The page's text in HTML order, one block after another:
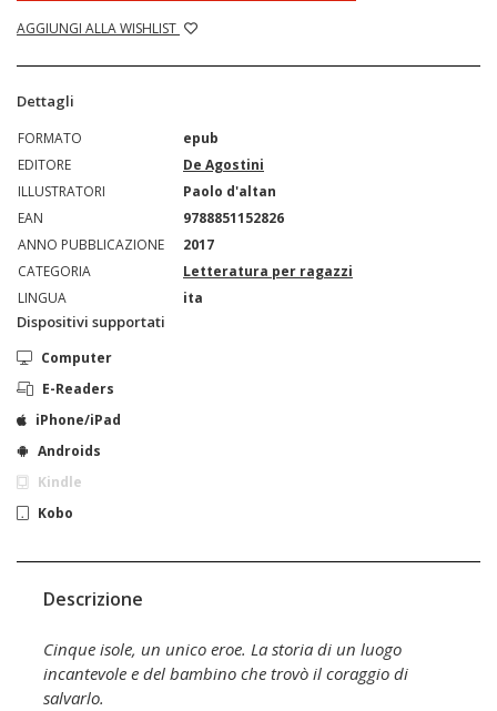
AGGIUNGI ALLA WISHLIST
Dettagli
FORMATO
epub
EDITORE
De Agostini
ILLUSTRATORI
Paolo d'altan
EAN
9788851152826
ANNO PUBBLICAZIONE
2017
CATEGORIA
Letteratura per ragazzi
LINGUA
ita
Dispositivi supportati
Computer
E-Readers
iPhone/iPad
Androids
Kindle
Kobo
Descrizione
Cinque isole, un unico eroe. La storia di un luogo
incantevole e del bambino che trovò il coraggio di
salvarlo.